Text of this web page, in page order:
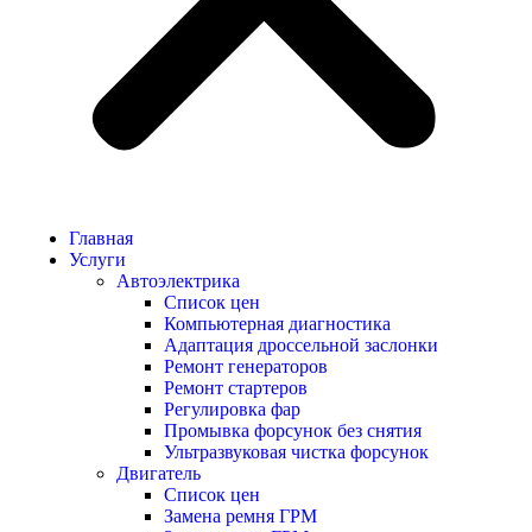
Главная
Услуги
Автоэлектрика
Список цен
Компьютерная диагностика
Адаптация дроссельной заслонки
Ремонт генераторов
Ремонт стартеров
Регулировка фар
Промывка форсунок без снятия
Ультразвуковая чистка форсунок
Двигатель
Список цен
Замена ремня ГРМ